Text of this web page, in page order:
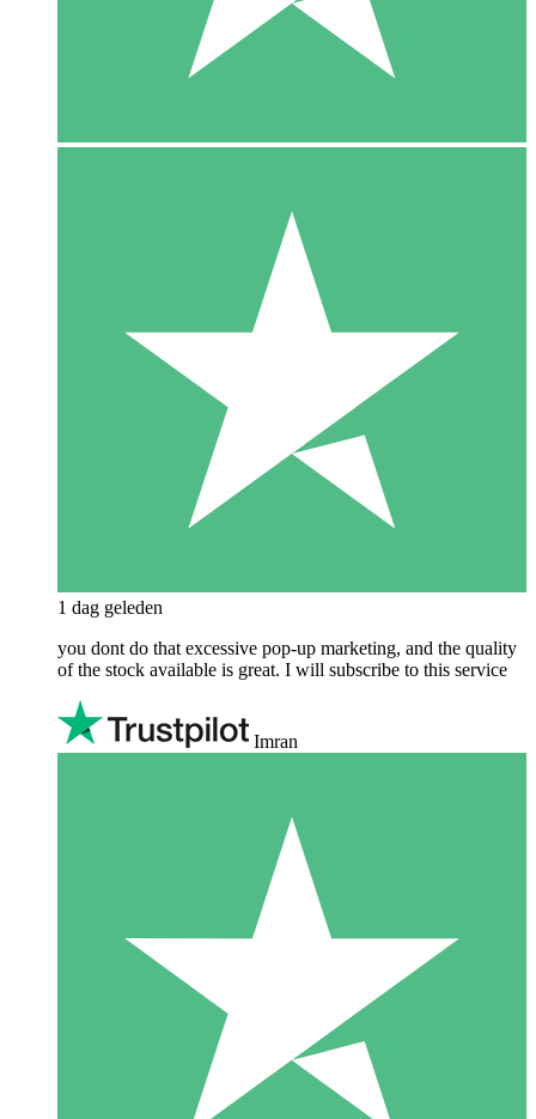
1 dag geleden
you dont do that excessive pop-up marketing, and the quality
of the stock available is great. I will subscribe to this service
Imran